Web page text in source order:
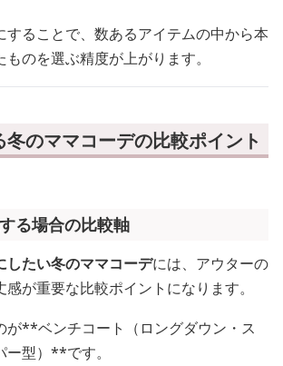
することで、数あるアイテムの中から本
のを選ぶ精度が上がります。
のママコーデの比較ポイント
る場合の比較軸
したい冬のママコーデには、アウターの
が重要な比較ポイントになります。
が**ベンチコート（ロングダウン・ス
型）**です。